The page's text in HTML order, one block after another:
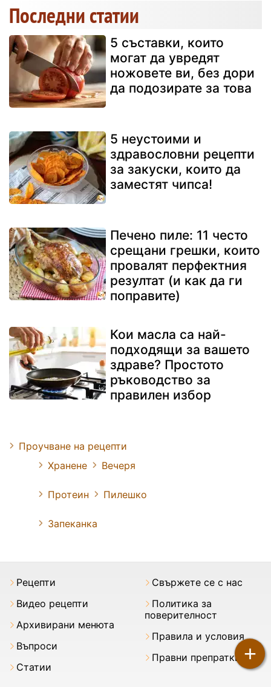
+
Последни статии
5 съставки, които
могат да увредят
ножовете ви, без дори
да подозирате за това
5 неустоими и
здравословни рецепти
за закуски, които да
заместят чипса!
Печено пиле: 11 често
срещани грешки, които
провалят перфектния
резултат (и как да ги
поправите)
Кои масла са най-
подходящи за вашето
здраве? Простото
ръководство за
правилен избор
Проучване на рецепти
Хранене
Вечеря
Протеин Пилешко
Запеканка
Рецепти
Видео рецепти
Архивирани менюта
Въпроси
Статии
Свържете се с нас
Политика за
поверителност
Правила и условия
Правни препратки